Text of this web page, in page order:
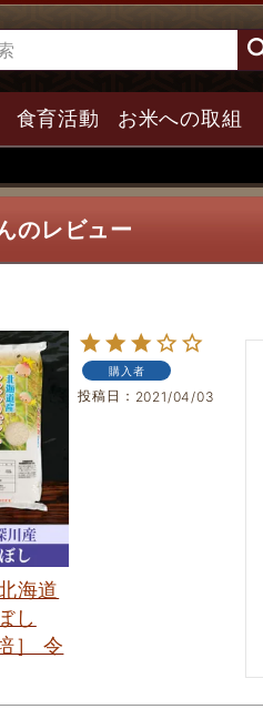
食育活動 お米への取組
のレビュー
海道
し
］ 令
購入者
投稿日 2021/04/03